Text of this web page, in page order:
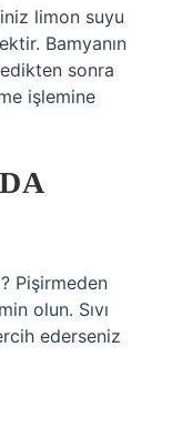
limon suyu
Bamyanın
sonra
işlemine
Pişirmeden
olun. Sıvı
ederseniz